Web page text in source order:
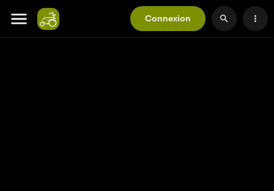
Connexion